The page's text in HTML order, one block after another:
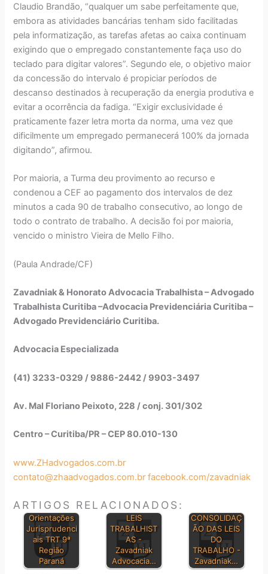
Claudio Brandão, “qualquer um sabe perfeitamente que,
embora as atividades bancárias tenham sido facilitadas
pela informatização, as tarefas afetas ao caixa continuam
exigindo que o empregado constantemente faça uso do
teclado para digitar valores”. Segundo ele, o objetivo maior
da concessão do intervalo é propiciar períodos de
descanso destinados à recuperação da energia produtiva e
evitar a ocorrência da fadiga. “Exigir exclusividade é
praticamente fazer letra morta da norma, uma vez que
dificilmente um empregado permanecerá 100% da jornada
digitando”, afirmou.
Por maioria, a Turma deu provimento ao recurso e
condenou a CEF ao pagamento dos intervalos de dez
minutos a cada 90 de trabalho consecutivo, ao longo de
todo o contrato de trabalho. A decisão foi por maioria,
vencido o ministro Vieira de Mello Filho.
(Paula Andrade/CF)
Zavadniak & Honorato Advocacia Trabalhista – Advogado
Trabalhista Curitiba –Advocacia Previdenciária Curitiba –
Advogado Previdenciário Curitiba.
Advocacia Especializada
(41) 3233-0329 / 9886-2442 / 9903-3497
Av. Mal Floriano Peixoto, 228 / conj. 301/302
Centro – Curitiba/PR – CEP 80.010-130
www.ZHadvogados.com.br
contato@zhaadvogados.com.br facebook.com/zavadniak
ARTIGOS RELACIONADOS:
Orientações
Jurisprudenci
ais TRT 9ª
Região
Paraná
PRINCIPAIS
LEIS
TRABALHIST
AS -
Zavadniak
Advocacia…
CONSOLIDAÇ
ÃO DAS LEIS
DO
TRABALHO -
Zavadniak…